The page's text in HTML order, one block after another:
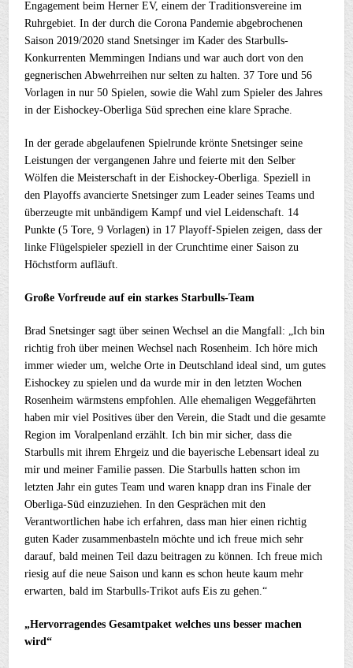
Engagement beim Herner EV, einem der Traditionsvereine im
Ruhrgebiet. In der durch die Corona Pandemie abgebrochenen
Saison 2019/2020 stand Snetsinger im Kader des Starbulls-
Konkurrenten Memmingen Indians und war auch dort von den
gegnerischen Abwehrreihen nur selten zu halten. 37 Tore und 56
Vorlagen in nur 50 Spielen, sowie die Wahl zum Spieler des Jahres
in der Eishockey-Oberliga Süd sprechen eine klare Sprache.
In der gerade abgelaufenen Spielrunde krönte Snetsinger seine
Leistungen der vergangenen Jahre und feierte mit den Selber
Wölfen die Meisterschaft in der Eishockey-Oberliga. Speziell in
den Playoffs avancierte Snetsinger zum Leader seines Teams und
überzeugte mit unbändigem Kampf und viel Leidenschaft. 14
Punkte (5 Tore, 9 Vorlagen) in 17 Playoff-Spielen zeigen, dass der
linke Flügelspieler speziell in der Crunchtime einer Saison zu
Höchstform aufläuft.
Große Vorfreude auf ein starkes Starbulls-Team
Brad Snetsinger sagt über seinen Wechsel an die Mangfall: „Ich bin
richtig froh über meinen Wechsel nach Rosenheim. Ich höre mich
immer wieder um, welche Orte in Deutschland ideal sind, um gutes
Eishockey zu spielen und da wurde mir in den letzten Wochen
Rosenheim wärmstens empfohlen. Alle ehemaligen Weggefährten
haben mir viel Positives über den Verein, die Stadt und die gesamte
Region im Voralpenland erzählt. Ich bin mir sicher, dass die
Starbulls mit ihrem Ehrgeiz und die bayerische Lebensart ideal zu
mir und meiner Familie passen. Die Starbulls hatten schon im
letzten Jahr ein gutes Team und waren knapp dran ins Finale der
Oberliga-Süd einzuziehen. In den Gesprächen mit den
Verantwortlichen habe ich erfahren, dass man hier einen richtig
guten Kader zusammenbasteln möchte und ich freue mich sehr
darauf, bald meinen Teil dazu beitragen zu können. Ich freue mich
riesig auf die neue Saison und kann es schon heute kaum mehr
erwarten, bald im Starbulls-Trikot aufs Eis zu gehen.“
„Hervorragendes Gesamtpaket welches uns besser machen
wird“